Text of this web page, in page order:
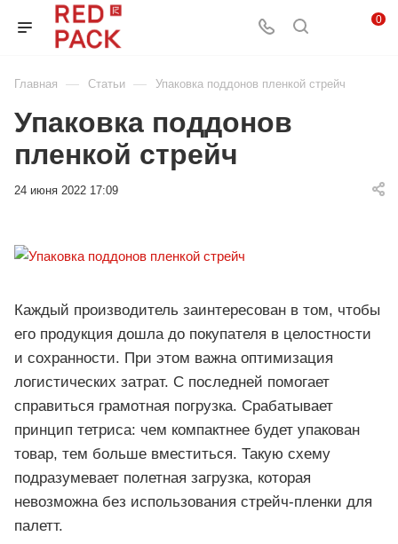
0
Главная — Статьи — Упаковка поддонов пленкой стрейч
Упаковка поддонов
пленкой стрейч
24 июня 2022 17:09
Каждый производитель заинтересован в том, чтобы
его продукция дошла до покупателя в целостности
и сохранности. При этом важна оптимизация
логистических затрат. С последней помогает
справиться грамотная погрузка. Срабатывает
принцип тетриса: чем компактнее будет упакован
товар, тем больше вместиться. Такую схему
подразумевает полетная загрузка, которая
невозможна без использования стрейч-пленки для
палетт.